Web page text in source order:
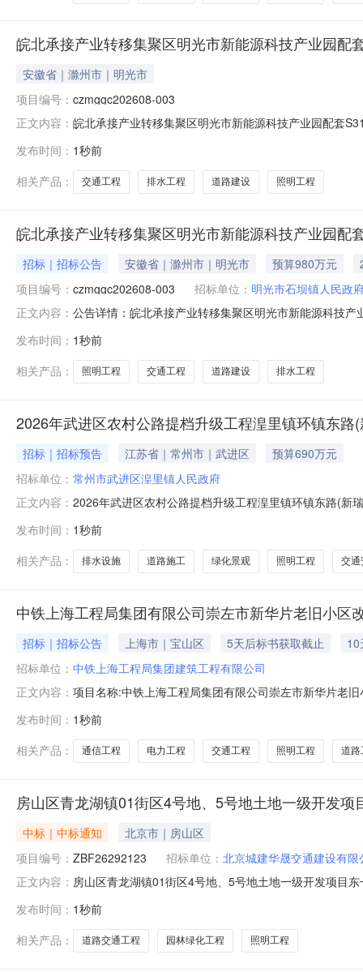
皖北承接产业转移集聚区明光市新能源科技产业园配
安徽省｜滁州市｜明光市
项目编号： czmggc202608-003
正文内容： 皖北承接产业转移集聚区明光市新能源科技产业园配套
园配套S319-G104段北段道路建设项目，为提升通行能
发布时间： 1秒前
相关产品：
交通工程 排水工程 道路建设 照明工程
皖北承接产业转移集聚区明光市新能源科技产业园配
招标｜招标公告 安徽省｜滁州市｜明光市 预算980万元
项目编号： czmggc202608-003 招标单位： 明光市石坝镇人民政
正文内容： 公告详情：皖北承接产业转移集聚区明光市新能源科技
源科技产业园配套经一路、流星路、S319-G104段道路
源财政资金项目出
发布时间： 1秒前
相关产品：
照明工程 交通工程 道路建设 排水工程
2026年武进区农村公路提档升级工程湟里镇环镇东路
招标｜招标预告 江苏省｜常州市｜武进区
预算690万元
招标单位： 常州市武进区湟里镇人民政府
正文内容： 2026年武进区农村公路提档升级工程湟里镇环镇东路(新
里镇环镇东路(新瑞线~嘉湟线)施工项目常州市武进区湟
千米。本项目为老路改
发布时间： 1秒前
相关产品：
排水设施 道路施工 绿化景观 照明工程 交通
中铁上海工程局集团有限公司崇左市新华片老旧小
招标｜招标公告 上海市｜宝山区 5天后标书获取截止
10
招标单位： 中铁上海工程局集团建筑工程有限公司
正文内容： 项目名称:中铁上海工程局集团有限公司崇左市新华片老
公告.pdf
发布时间： 1秒前
相关产品：
通信工程 电力工程 交通工程 照明工程 道路
房山区青龙湖镇01街区4号地、5号地土地一级开发
中标｜中标通知
北京市｜房山区
项目编号： ZBF26292123 招标单位： 北京城建华晟交通建设有限
正文内容： 房山区青龙湖镇01街区4号地、5号地土地一级开发项目
中，经北京城建华晟交通建设有限公司依据投标单位系
与项目方联系签订合同，并按
发布时间： 1秒前
相关产品：
道路交通工程 园林绿化工程 照明工程